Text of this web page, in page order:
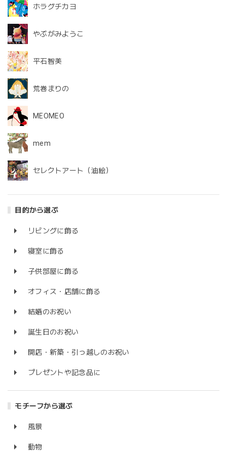
ホラグチカヨ
やぶがみようこ
平石智美
荒巻まりの
MEOMEO
mem
セレクトアート（油絵）
目的から選ぶ
リビングに飾る
寝室に飾る
子供部屋に飾る
オフィス・店舗に飾る
結婚のお祝い
誕生日のお祝い
開店・新築・引っ越しのお祝い
プレゼントや記念品に
モチーフから選ぶ
風景
動物